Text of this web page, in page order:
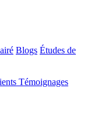
Blogs Études de
Témoignages